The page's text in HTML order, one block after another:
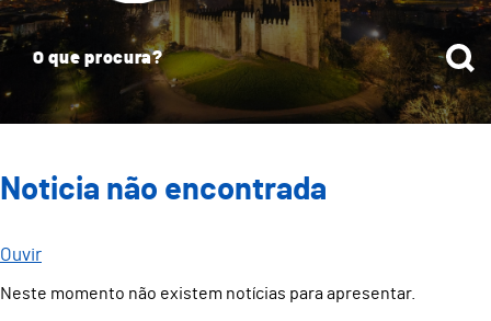
Noticia não encontrada
Ouvir
Neste momento não existem notícias para apresentar.